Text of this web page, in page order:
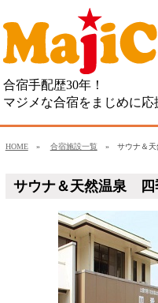
合宿手配歴30年！
マジメな合宿をまじめに応
HOME» 合宿施設一覧 » サウナ＆天
サウナ＆天然温泉 四